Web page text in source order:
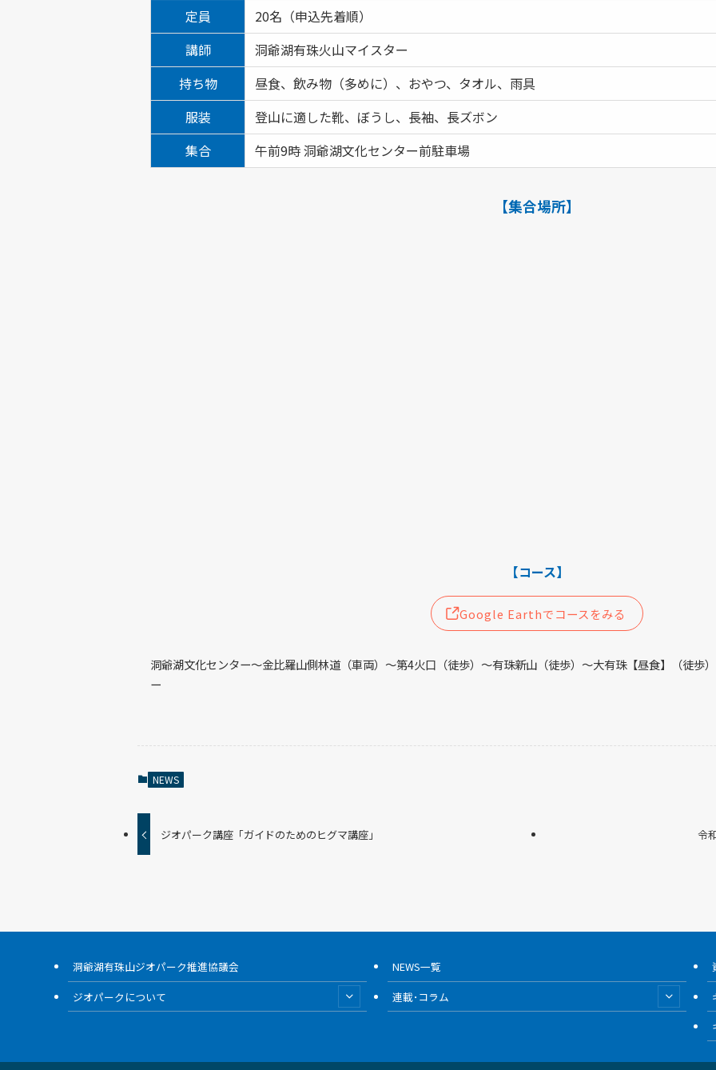
定員
20名（申込先着順）
講師
洞爺湖有珠火山マイスター
持ち物
昼食、飲み物（多めに）、おやつ、タオル、雨具
服装
登山に適した靴、ぼうし、長袖、長ズボン
集合
午前9時 洞爺湖文化センター前駐車場
【集合場所】
【コース】
Google Earthでコースをみる
洞爺湖文化センター～金比羅山側林道（車両）～第4火口（徒歩）～有珠新山（徒歩）～大有珠【昼食】（徒歩
ー
NEWS
ジオパーク講座「ガイドのためのヒグマ講座」 令
洞爺湖有珠山ジオパーク推進協議会
ジオパークについて
NEWS一覧
連載･コラム